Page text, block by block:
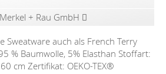
+ Rau GmbH
Sweatware auch als French Terry
% Baumwolle, 5% Elasthan Stoffart:
cm Zertifikat: OEKO-TEX®️